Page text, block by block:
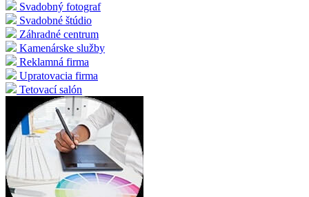
Svadobný fotograf
Svadobné štúdio
Záhradné centrum
Kamenárske služby
Reklamná firma
Upratovacia firma
Tetovací salón